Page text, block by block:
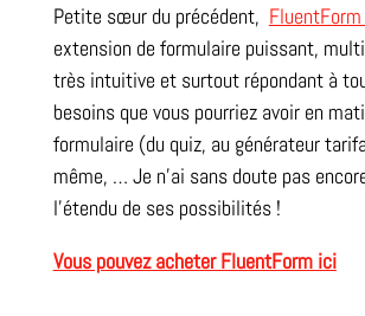
Petite sœur du précédent,
extension de formulaire puissant,
très intuitive et surtout répondant à
besoins que vous pourriez avoir en
formulaire (du quiz, au générateur
même, … Je n’ai sans doute pas
l’étendu de ses possibilités !
Vous pouvez acheter FluentForm ici